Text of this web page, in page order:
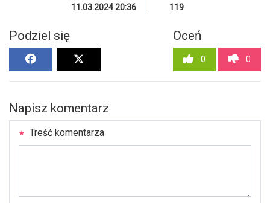
11.03.2024 20:36 119
Podziel się Oceń
0 0
Napisz komentarz
Treść komentarza